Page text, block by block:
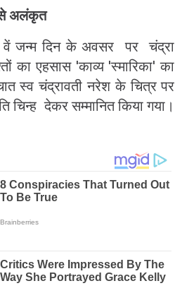
से अलंकृत
वें जन्म दिन के अवसर पर चंद्रा
का एहसास 'काव्य 'स्मारिका' का
स्व चंद्रावती नरेश के चित्र पर
चिन्ह देकर सम्मानित किया गया।